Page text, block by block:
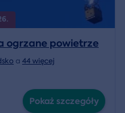
ogrzane powietrze
a 44 więcej
Pokaż szczegóły